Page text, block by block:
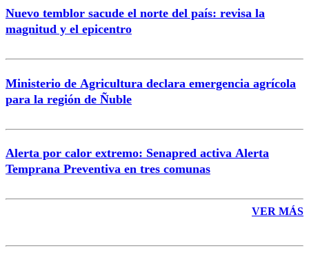
Nuevo temblor sacude el norte del país: revisa la
magnitud y el epicentro
Ministerio de Agricultura declara emergencia agrícola
para la región de Ñuble
Alerta por calor extremo: Senapred activa Alerta
Temprana Preventiva en tres comunas
VER MÁS